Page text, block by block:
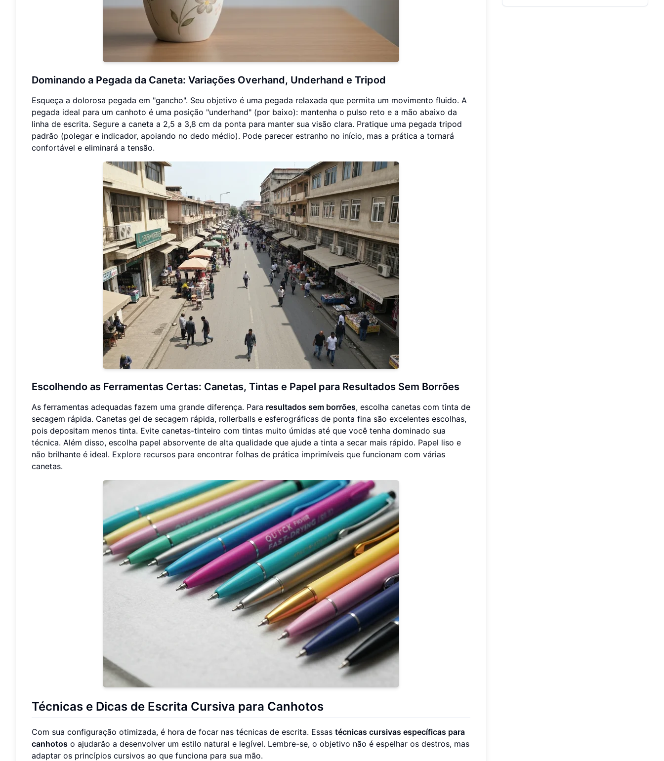
Dominando a Pegada da Caneta: Variações Overhand, Underhand e Tripod
Esqueça a dolorosa pegada em "gancho". Seu objetivo é uma pegada relaxada que permita um movimento fluido. A
pegada ideal para um canhoto é uma posição "underhand" (por baixo): mantenha o pulso reto e a mão abaixo da
linha de escrita. Segure a caneta a 2,5 a 3,8 cm da ponta para manter sua visão clara. Pratique uma pegada tripod
padrão (polegar e indicador, apoiando no dedo médio). Pode parecer estranho no início, mas a prática a tornará
confortável e eliminará a tensão.
Escolhendo as Ferramentas Certas: Canetas, Tintas e Papel para Resultados Sem Borrões
As ferramentas adequadas fazem uma grande diferença. Para resultados sem borrões, escolha canetas com tinta de
secagem rápida. Canetas gel de secagem rápida, rollerballs e esferográficas de ponta fina são excelentes escolhas,
pois depositam menos tinta. Evite canetas-tinteiro com tintas muito úmidas até que você tenha dominado sua
técnica. Além disso, escolha papel absorvente de alta qualidade que ajude a tinta a secar mais rápido. Papel liso e
não brilhante é ideal. Explore recursos para encontrar folhas de prática imprimíveis que funcionam com várias
canetas.
Técnicas e Dicas de Escrita Cursiva para Canhotos
Com sua configuração otimizada, é hora de focar nas técnicas de escrita. Essas técnicas cursivas específicas para
canhotos o ajudarão a desenvolver um estilo natural e legível. Lembre-se, o objetivo não é espelhar os destros, mas
adaptar os princípios cursivos ao que funciona para sua mão.